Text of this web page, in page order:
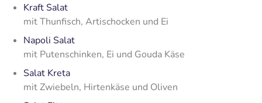
Kraft Salat
mit Thunfisch, Artischocken und Ei
Napoli Salat
mit Putenschinken, Ei und Gouda Käse
Salat Kreta
mit Zwiebeln, Hirtenkäse und Oliven